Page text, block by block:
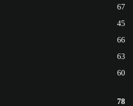
67
45
66
63
60
78